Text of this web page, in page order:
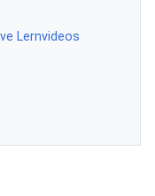
Lernvideos